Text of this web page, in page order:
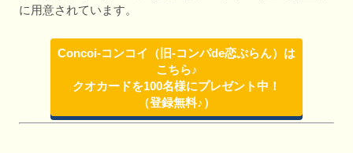
に用意されています。
Concoi-コンコイ（旧-コンパde恋ぷらん）は
こちら♪
クオカードを100名様にプレゼント中！
（登録無料♪）